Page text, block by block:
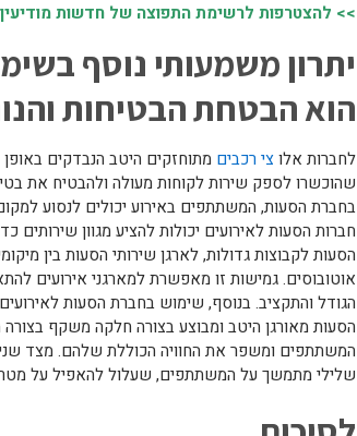
>> להצטרפות לרשימת התפוצה של חדשות
יתרון משמעותי נוסף
הוא הבטחת הבטיחות
לחברות אלוצי רכבים מתוחזקים היטב הנבדקים
שהוכשרו לספק שירות לקוחות מעולה ולהבטיח את
בחברת הסעות, המשתתפים באירוע יכולים לנסוע
חברות הסעות לאירועים יכולות להציע מגוון
הסעות לקבוצות גדולות, לארגן שירותי הסעות בין
אוטובוסים. גמישות זו מאפשרת למארגני אירועים
הגודל והתקציב. בנוסף, שימוש בחברת הסעות
הסעות מאורגן היטב ומבוצע בצורה חלקה משקף בצורה
המשתתפים ומשפר את החוויה הכוללת שלהם. מצד
שלילי מתמשך על המשתתפים, שעלול להאפיל על